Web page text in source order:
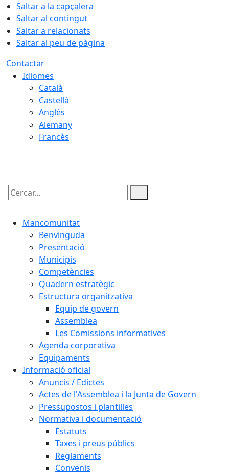
Saltar a la capçalera
Saltar al contingut
Saltar a relacionats
Saltar al peu de pàgina
Contactar
Idiomes
Català
Castellà
Anglès
Alemany
Francès
Cercar:
Mancomunitat
Benvinguda
Presentació
Municipis
Competències
Quadern estratègic
Estructura organitzativa
Equip de govern
Assemblea
Les Comissions informatives
Agenda corporativa
Equipaments
Informació oficial
Anuncis / Edictes
Actes de l'Assemblea i la Junta de Govern
Pressupostos i plantilles
Normativa i documentació
Estatuts
Taxes i preus públics
Reglaments
Convenis